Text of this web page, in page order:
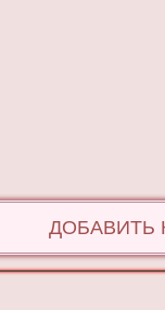
ДОБАВИТЬ